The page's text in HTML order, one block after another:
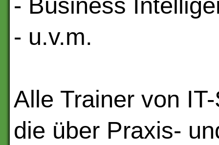
- Business
- u.v.m.
Alle Trainer von
die über Praxis-